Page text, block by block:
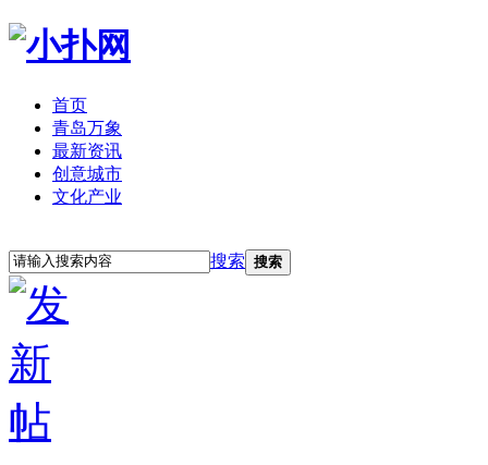
首页
青岛万象
最新资讯
创意城市
文化产业
搜索 搜索